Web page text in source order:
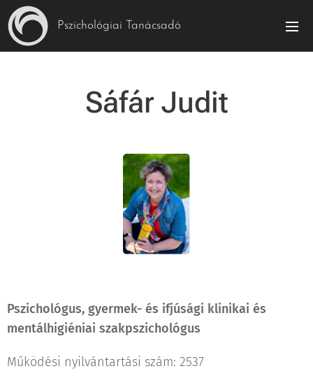
Pszichológiai Tanácsadó
Sáfár Judit
Pszichológus, gyermek- és ifjúsági klinikai és
mentálhigiéniai szakpszichológus
Működési nyilvántartási szám: 2537